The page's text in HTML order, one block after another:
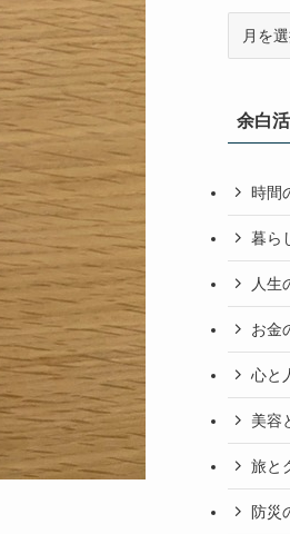
ブ余白活
時間
暮ら
人生
お金
心と
美容
旅と
防災